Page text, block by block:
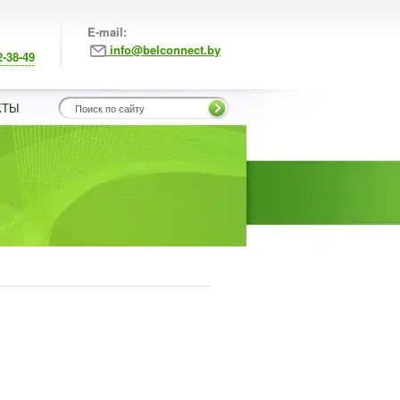
38-49
E-mail:
info@belconnect.by